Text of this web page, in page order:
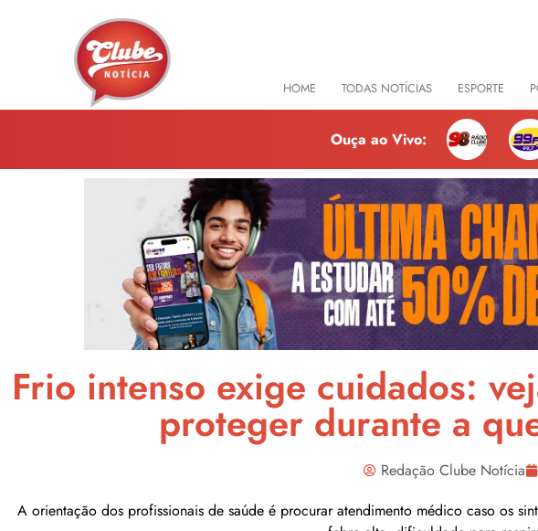
HOME TODAS NOTÍCIAS ESPORTE
Ouça ao Vivo:
Frio intenso exige cuidados:
proteger durante a
Redação Clube Notícia
A orientação dos profissionais de saúde é procurar atendimento médico caso os